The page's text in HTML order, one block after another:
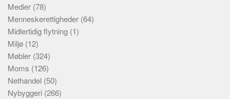
Medier (78)
Menneskerettigheder (64)
Midlertidig flytning (1)
Miljø (12)
Møbler (324)
Moms (126)
Nethandel (50)
Nybyggeri (266)